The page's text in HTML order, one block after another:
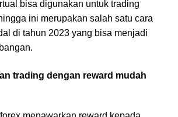
bisa digunakan untuk trading
ini merupakan salah satu cara
di tahun 2023 yang bisa menjadi
trading dengan reward mudah